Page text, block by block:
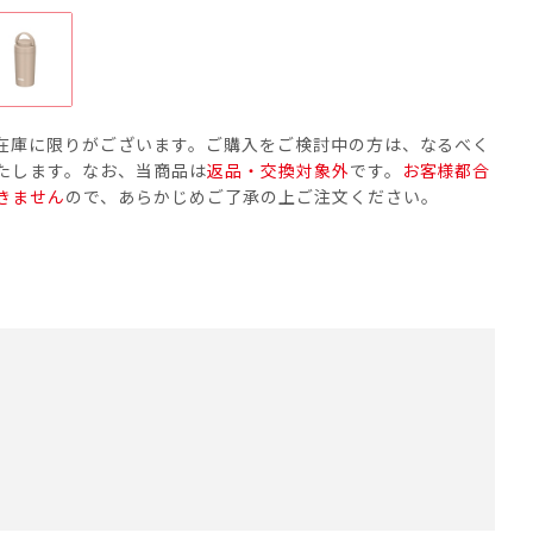
庫に限りがございます。ご購入をご検討中の方は、なるべく
します。なお、当商品は返品・交換対象外です。 お客様都合
ませんので、あらかじめご了承の上ご注文ください。